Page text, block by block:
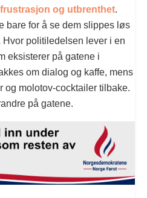
frustrasjon og utbrenthet.
bare for å se dem slippes løs
politiledelsen lever i en
eksisterer på gatene i
om dialog og kaffe, mens
og molotov-cocktailer tilbake.
på gatene.